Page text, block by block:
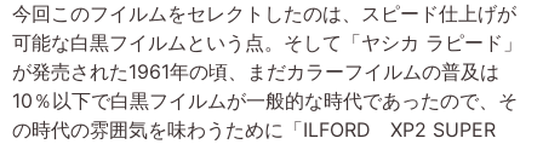
今回このフイルムをセレクトしたのは、スピード仕上げが
可能な白黒フイルムという点。そして「ヤシカ ラピード」
が発売された1961年の頃、まだカラーフイルムの普及は
10％以下で白黒フイルムが一般的な時代であったので、そ
の時代の雰囲気を味わうために「ILFORD XP2 SUPER